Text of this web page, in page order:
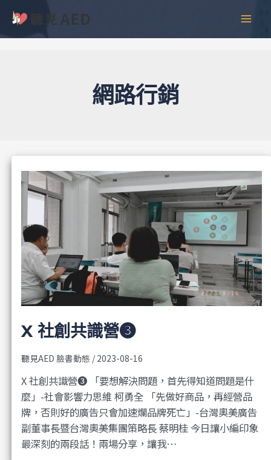
主
網路行銷
X 社創共識營❸
聽見AED 臉書動態 / 2023-08-16
X 社創共識營❸ 「要想解決問題，首先得知道問題是什
麼」-社會影響力思維 柯勇全 「先做好商品，再經營品
牌，否則好的廣告只會加速爛品牌死亡」-台灣奧美廣告
副董事長暨台灣奧美集團策略長 蔡明桂 今日讓小編印象
最深刻的兩段話！兩場分享，讓我…
彙
整